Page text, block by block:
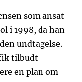
som ansat
i 1998, da han
undtagelse.
tilbudt
en plan om